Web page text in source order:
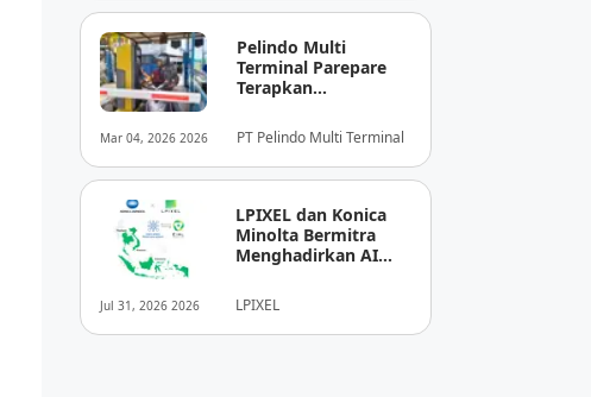
Mar 04, 2026 2026
Pelindo Multi
Terminal Parepare
Terapkan
Nontunai di Pintu
Masuk Pelabuhan
Nusantara
PT Pelindo Multi Terminal
Jul 31, 2026 2026
LPIXEL dan Konica
Minolta Bermitra
Menghadirkan AI
Diagnosis Berbasis
Pencitraan Medis
“EIRL” di ASEAN
LPIXEL